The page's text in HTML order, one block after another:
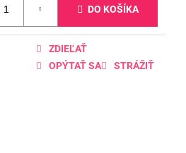
DO KOŠÍKA
OPÝTAŤ SA STRÁŽIŤ
ZDIEĽAŤ